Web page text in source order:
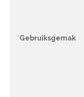
Gebruiksgemak